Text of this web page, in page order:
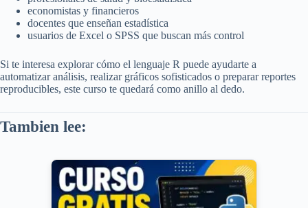
economistas y financieros
docentes que enseñan estadística
usuarios de Excel o SPSS que buscan más control
Si te interesa explorar cómo el lenguaje R puede ayudarte a
automatizar análisis, realizar gráficos sofisticados o preparar reportes
reproducibles, este curso te quedará como anillo al dedo.
Tambien lee: